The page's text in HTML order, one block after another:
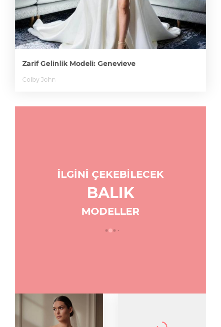
Zarif Gelinlik Modeli: Genevieve
Colby John
İLGİNİ ÇEKEBİLECEK
BALIK
MODELLER